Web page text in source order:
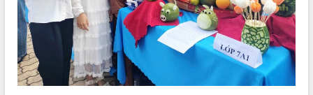
sầu riêng tại Đắk Lắk
Trình diễn nghệ thuật chế biến các
món ăn từ sầu riêng
Đắk Lắk công bố Quy hoạch và xúc
tiến đầu tư tỉnh
Ngành cá ngừ Đắk Lắk chủ động thích